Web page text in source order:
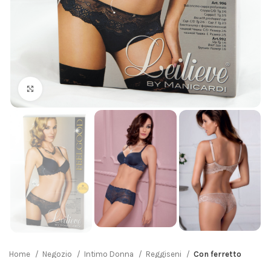
Click to enlarge
Home Negozio Intimo Donna Reggiseni Con ferretto